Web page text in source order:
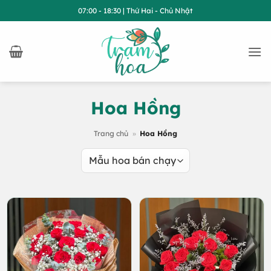
qua
dung
07:00 - 18:30 | Thứ Hai - Chủ Nhật
Hoa Hồng
Trang chủ » Hoa Hồng